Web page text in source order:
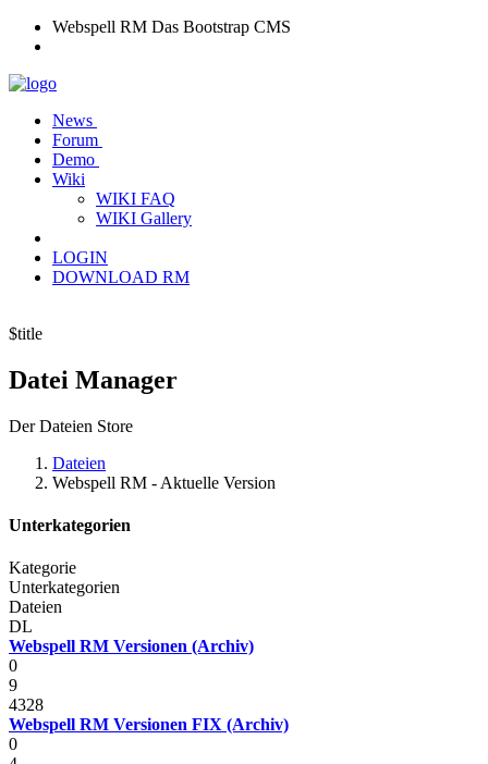
Webspell RM Das Bootstrap CMS
News
Forum
Demo
Wiki
WIKI FAQ
WIKI Gallery
LOGIN
DOWNLOAD RM
$title
Datei Manager
Der Dateien Store
Dateien
Webspell RM - Aktuelle Version
Unterkategorien
Kategorie
Unterkategorien
Dateien
DL
Webspell RM Versionen (Archiv)
0
9
4328
Webspell RM Versionen FIX (Archiv)
0